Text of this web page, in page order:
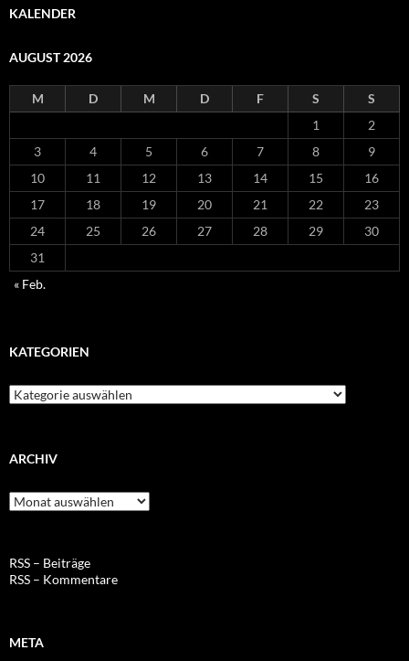
KALENDER
AUGUST 2026
M D M D F S
S
1
2
3
4 5 6 7 8
9
10
11 12 13 14 15
16
17
18 19 20 21 22
23
24
25 26 27 28 29
30
31
« Feb.
KATEGORIEN
Kategorien
ARCHIV
Archiv
RSS – Beiträge
RSS – Kommentare
META